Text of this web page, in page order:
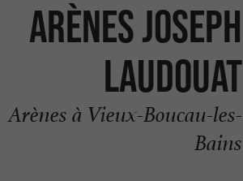
Arènes Joseph
Laudouat
Arènes à Vieux-Boucau-les-
Bains